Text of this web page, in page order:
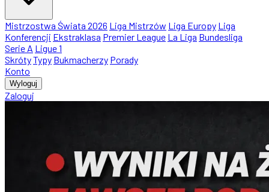
Mistrzostwa Świata 2026 Liga Mistrzów Liga Europy Liga
Konferencji Ekstraklasa Premier League La Liga Bundesliga
Serie A Ligue 1
SkrótyTypy Bukmacherzy Porady
Konto
Wyloguj
Zaloguj